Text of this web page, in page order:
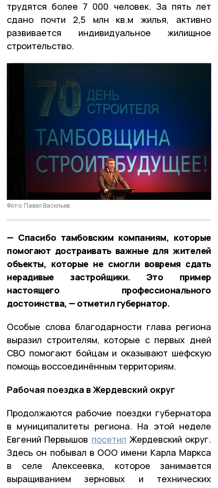
трудятся более 7 000 человек. За пять лет
сдано почти 2,5 млн кв.м жилья, активно
развивается индивидуальное жилищное
строительство.
Фото: Павел Васильев
— Спасибо тамбовским компаниям, которые
помогают достраивать важные для жителей
объекты, которые не смогли вовремя сдать
нерадивые застройщики. Это пример
настоящего профессионального
достоинства, — отметил губернатор.
Особые слова благодарности глава региона
выразил строителям, которые с первых дней
СВО помогают бойцам и оказывают шефскую
помощь воссоединённым территориям.
Рабочая поездка в Жердевский округ
Продолжаются рабочие поездки губернатора
в муниципалитеты региона. На этой неделе
Евгений Первышов посетил Жердевский округ.
Здесь он побывал в ООО имени Карла Маркса
в селе Алексеевка, которое занимается
выращиванием зерновых и технических